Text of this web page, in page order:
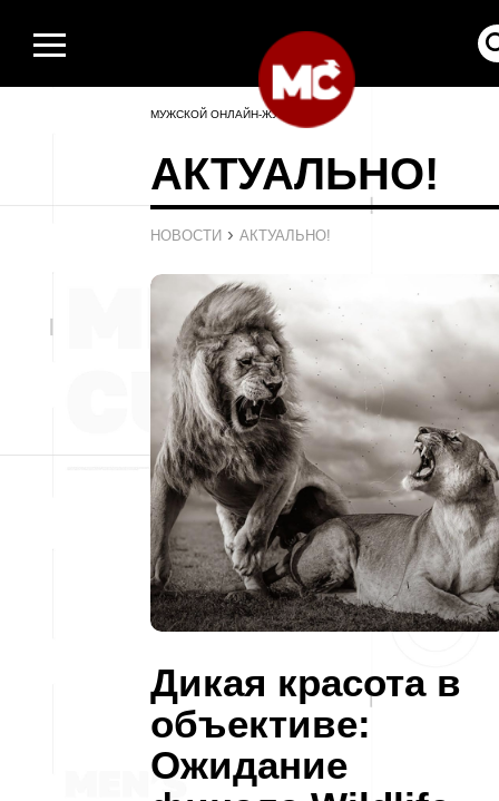
МУЖСКОЙ ОНЛАЙН-ЖУРНАЛ
АКТУАЛЬНО!
НОВОСТИ › АКТУАЛЬНО!
Дикая красота в
объективе:
Ожидание